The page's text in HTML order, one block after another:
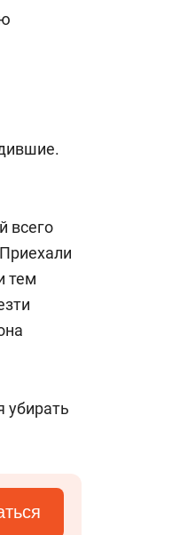
всего
тем
убирать
как основа
команд